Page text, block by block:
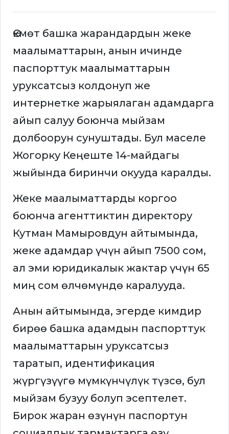
Өкмөт башка жарандардын жеке
маалыматтарын, анын ичинде
паспорттук маалыматтарын
уруксатсыз колдонуп же
интернетке жарыялаган адамдарга
айып салуу боюнча мыйзам
долбоорун сунуштады. Бул маселе
Жогорку Кеңеште 14-майдагы
жыйында биринчи окууда каралды.
Жеке маалыматтарды коргоо
боюнча агенттиктин директору
Кутман Мамыровдун айтымында,
жеке адамдар үчүн айып 7500 сом,
ал эми юридикалык жактар үчүн 65
миң сом өлчөмүндө каралууда.
Анын айтымында, эгерде кимдир
бирөө башка адамдын паспорттук
маалыматтарын уруксатсыз
таратып, идентификация
жүргүзүүгө мүмкүнчүлүк түзсө, бул
мыйзам бузуу болуп эсептелет.
Бирок жаран өзүнүн паспортун